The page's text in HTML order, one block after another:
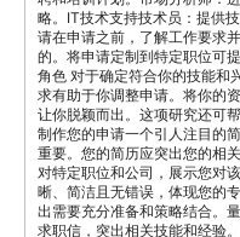
略。IT技术支持技术员：提供
请在申请之前，了解工作要求
的。将申请定制到特定职位可
角色 对于确定符合你的技能和
求有助于你调整申请。将你的
让你脱颖而出。这项研究还可
制作您的申请一个引人注目的
重要。您的简历应突出您的相
对特定职位和公司，展示您对
晰、简洁且无错误，体现您的
出需要充分准备和策略结合。
求职信，突出相关技能和经验